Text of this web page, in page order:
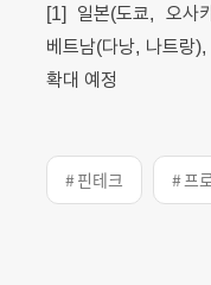
[1] 일본(도쿄, 오사
베트남(다낭, 나트랑
확대 예정
# 핀테크 # 프